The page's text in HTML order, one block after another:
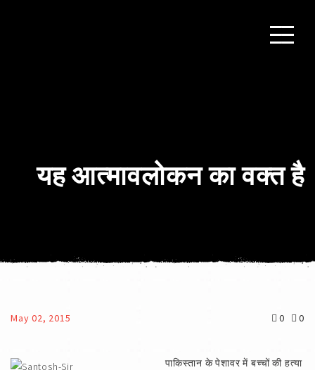
यह आत्मावलोकन का वक्त है
May 02, 2015 0 0
पाकिस्तान के पेशावर में बच्चों की हत्या